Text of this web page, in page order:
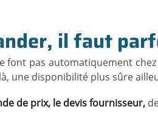
il faut
font pas automatiquement
une disponibilité plus sûre
de prix, le devis fournisseur,